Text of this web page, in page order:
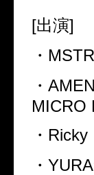
[出演]
・
・
MICRO
・Ricky
・